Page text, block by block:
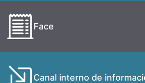
Face
Canal interno de